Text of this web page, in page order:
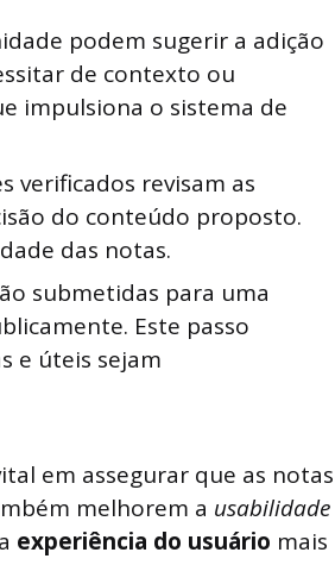
podem sugerir a adição
de contexto ou
impulsiona o sistema de
verificados revisam as
do conteúdo proposto.
das notas.
submetidas para uma
Este passo
e úteis sejam
em assegurar que as notas
melhorem a usabilidade
experiência do usuário mais